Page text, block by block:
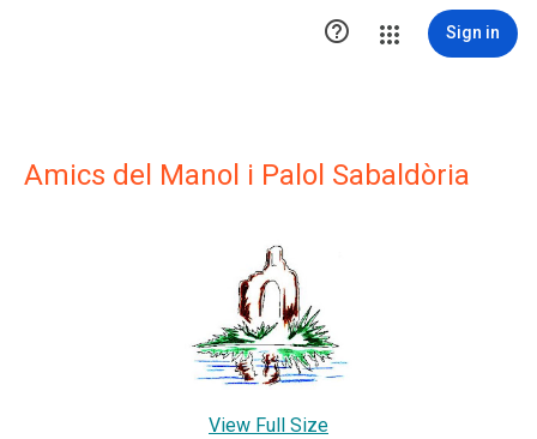
 Sign in
Amics del Manol i Palol Sabaldòria
View Full Size